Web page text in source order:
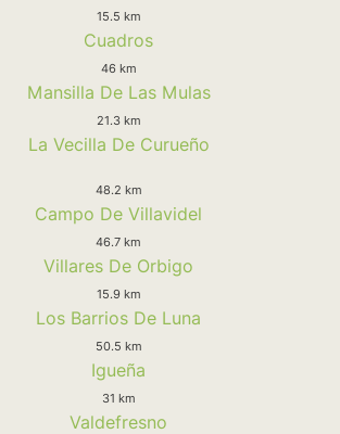
15.5 km
Cuadros
46 km
Mansilla De Las Mulas
21.3 km
La Vecilla De Curueño
48.2 km
Campo De Villavidel
46.7 km
Villares De Orbigo
15.9 km
Los Barrios De Luna
50.5 km
Igueña
31 km
Valdefresno